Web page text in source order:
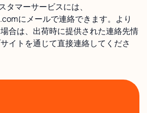
タマーサービスには、
にメールで連絡できます。より
合は、出荷時に提供された連絡先情
イトを通じて直接連絡してくださ